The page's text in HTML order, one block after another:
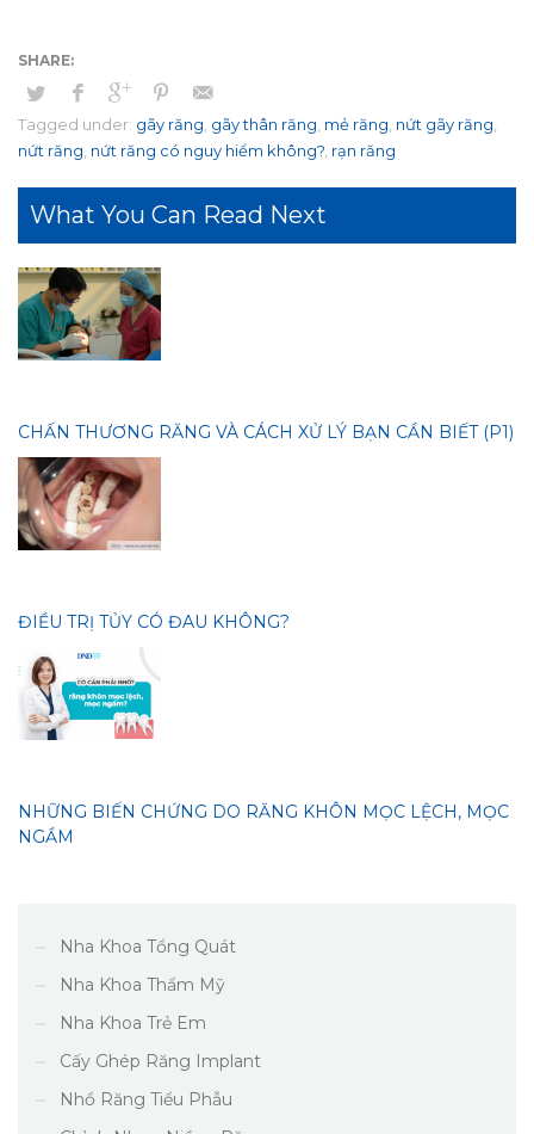
Tagged under: gãy răng, gãy thân răng, mẻ răng, nứt gãy răng,
nứt răng, nứt răng có nguy hiểm không?, rạn răng
What You Can Read Next
CHẤN THƯƠNG RĂNG VÀ CÁCH XỬ LÝ BẠN CẦN BIẾT (P1)
ĐIỀU TRỊ TỦY CÓ ĐAU KHÔNG?
NHỮNG BIẾN CHỨNG DO RĂNG KHÔN MỌC LỆCH, MỌC
NGẦM
Nha Khoa Tổng Quát
Nha Khoa Thẩm Mỹ
Nha Khoa Trẻ Em
Cấy Ghép Răng Implant
Nhổ Răng Tiểu Phẫu